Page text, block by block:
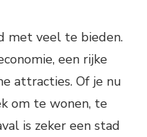
met veel te bieden.
een rijke
attracties. Of je nu
om te wonen, te
is zeker een stad